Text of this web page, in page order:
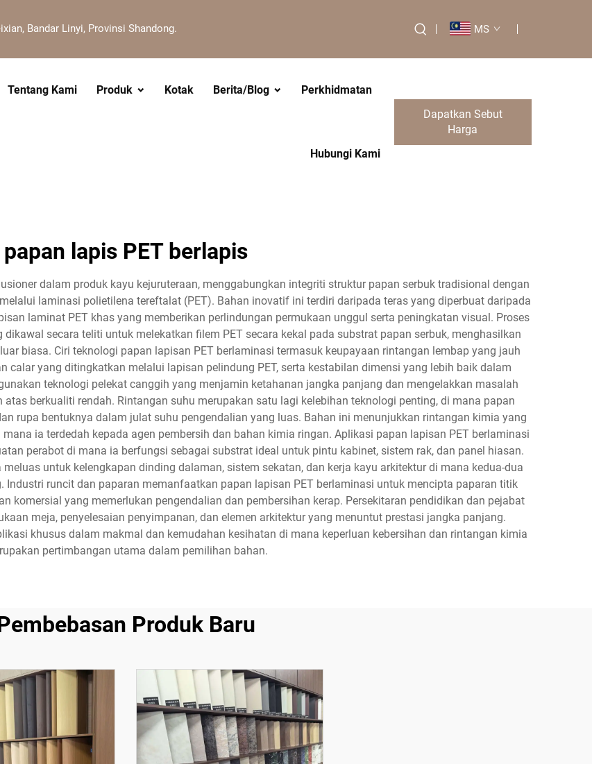
Bandar Linyi, Provinsi Shandong.
MS
Tentang Kami Produk Kotak Berita/Blog Perkhidmatan
Hubungi Kami
Dapatkan Sebut
Harga
papan lapis PET berlapis
dalam produk kayu kejuruteraan, menggabungkan integriti struktur papan serbuk tradisional dengan
laminasi polietilena tereftalat (PET). Bahan inovatif ini terdiri daripada teras yang diperbuat daripada
laminat PET khas yang memberikan perlindungan permukaan unggul serta peningkatan visual. Proses
secara teliti untuk melekatkan filem PET secara kekal pada substrat papan serbuk, menghasilkan
biasa. Ciri teknologi papan lapisan PET berlaminasi termasuk keupayaan rintangan lembap yang jauh
calar yang ditingkatkan melalui lapisan pelindung PET, serta kestabilan dimensi yang lebih baik dalam
teknologi pelekat canggih yang menjamin ketahanan jangka panjang dan mengelakkan masalah
berkualiti rendah. Rintangan suhu merupakan satu lagi kelebihan teknologi penting, di mana papan
rupa bentuknya dalam julat suhu pengendalian yang luas. Bahan ini menunjukkan rintangan kimia yang
ia terdedah kepada agen pembersih dan bahan kimia ringan. Aplikasi papan lapisan PET berlaminasi
perabot di mana ia berfungsi sebagai substrat ideal untuk pintu kabinet, sistem rak, dan panel hiasan.
untuk kelengkapan dinding dalaman, sistem sekatan, dan kerja kayu arkitektur di mana kedua-dua
runcit dan paparan memanfaatkan papan lapisan PET berlaminasi untuk mencipta paparan titik
komersial yang memerlukan pengendalian dan pembersihan kerap. Persekitaran pendidikan dan pejabat
meja, penyelesaian penyimpanan, dan elemen arkitektur yang menuntut prestasi jangka panjang.
khusus dalam makmal dan kemudahan kesihatan di mana keperluan kebersihan dan rintangan kimia
pertimbangan utama dalam pemilihan bahan.
Produk Baru